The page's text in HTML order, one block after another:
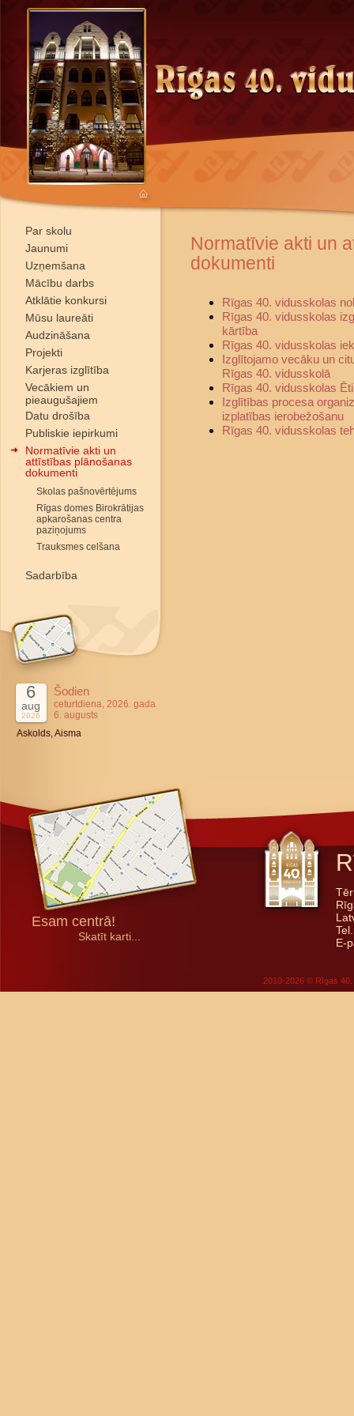
Par skolu
Jaunumi
Uzņemšana
Mācību darbs
Atklātie konkursi
Mūsu laureāti
Audzināšana
Projekti
Karjeras izglītība
Vecākiem un
pieaugušajiem
Datu drošība
Publiskie iepirkumi
Normatīvie akti un
attīstības plānošanas
dokumenti
Skolas pašnovērtējums
Rīgas domes Birokrātijas
apkarošanas centra
paziņojums
Trauksmes celšana
Sadarbība
6
aug
2026
Šodien
ceturtdiena, 2026. gada
6. augusts
Askolds, Aisma
Normatīvie akti un
dokumenti
Rīgas 40. vidusskolas
Rīgas 40. vidusskolas
kārtība
Rīgas 40. vidusskolas
Izglītojamo vecāku un
Rīgas 40. vidusskolā
Rīgas 40. vidusskolas
Izglītības procesa
izplatības ierobežošanu
Rīgas 40. vidusskolas
Esam centrā!
Skatīt karti...
E-
2010-2026 © Rīgas